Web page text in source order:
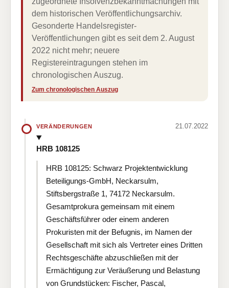
dem historischen Veröffentlichungsarchiv.
Gesonderte Handelsregister-
Veröffentlichungen gibt es seit dem 2. August
2022 nicht mehr; neuere
Registereintragungen stehen im
chronologischen Auszug.
Zum chronologischen Auszug
VERÄNDERUNGEN 21.07.2022
HRB 108125
HRB 108125: Schwarz Projektentwicklung
Beteiligungs-GmbH, Neckarsulm,
Stiftsbergstraße 1, 74172 Neckarsulm.
Gesamtprokura gemeinsam mit einem
Geschäftsführer oder einem anderen
Prokuristen mit der Befugnis, im Namen der
Gesellschaft mit sich als Vertreter eines Dritten
Rechtsgeschäfte abzuschließen mit der
Ermächtigung zur Veräußerung und Belastung
von Grundstücken: Fischer, Pascal,